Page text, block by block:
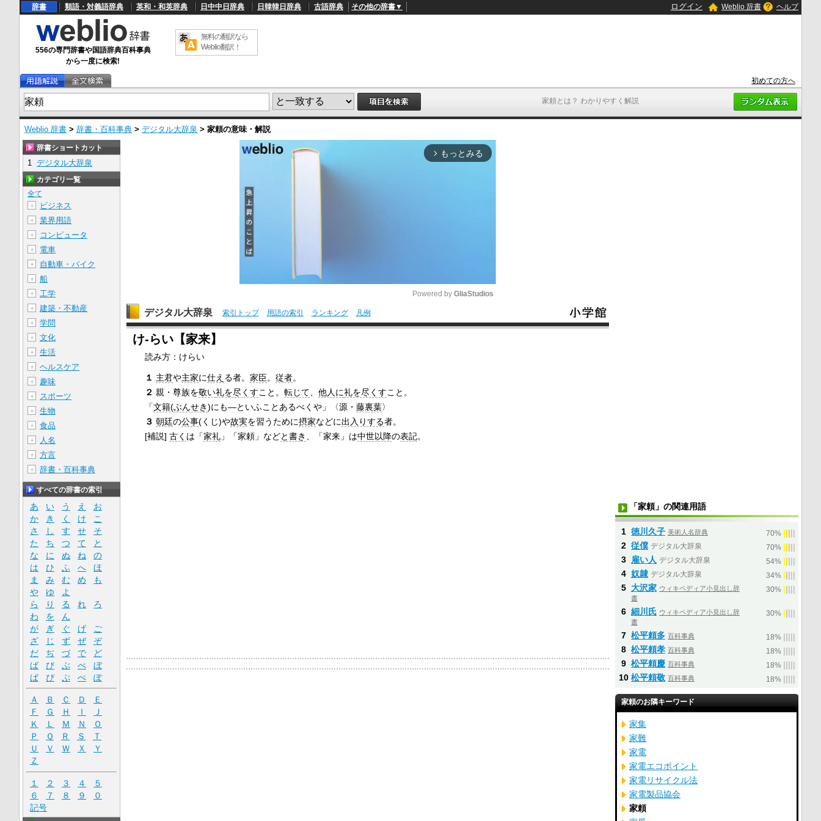
家頼とは？ わかりやすく解説
辞書 類語・対義語辞典 英和・和英辞典 日中中日辞典 日韓韓日辞典 古語辞典 その他の辞書▼ ログイン Weblio 辞書 ヘルプ
556の専門辞書や国語辞典百科事典
から一度に検索!
無料の翻訳なら
Weblio翻訳！
初めての方へ
Weblio 辞書 > 辞書・百科事典 > デジタル大辞泉 > 家頼の意味・解説
arrow_forward_ios もっとみる
M
Powered by GliaStudios
デジタル大辞泉 索引トップ 用語の索引 ランキング 凡例
け‐らい【家来】
読み方：けらい
１ 主君や主家に仕え る者。家臣。従者。
２ 親・尊族を敬い礼を尽くすこと。転じて、他人に礼を尽くすこと。
「文籍(ぶんせき)にも―といふことあるべくや」〈源・藤裏葉〉
３ 朝廷の公事(くじ)や故実を習うために摂家などに出入りする者。
[補説]古く は「家礼 」「家頼」などと書き 、「家来」は中世以降の表記。
辞書ショートカット
1 デジタル大辞泉
カテゴリ一覧
全て
＋
ビジネス
＋ 業界用語
＋ コンピュータ
＋ 電車
＋ 自動車・バイク
＋ 船
＋ 工学
＋ 建築・不動産
＋ 学問
＋ 文化
＋ 生活
＋ ヘルスケア
＋ 趣味
＋ スポーツ
＋ 生物
＋ 食品
＋ 人名
＋ 方言
＋ 辞書・百科事典
すべての辞書の索引
あ い う え
お
か
き く け
こ
さ
し す せ
そ
た
ち つ て
と
な
に ぬ ね
の
は
ひ ふ へ
ほ
ま
み む め
も
や
ゆ
よ
ら
り る れ
ろ
わ
を
ん
が
ぎ ぐ げ
ご
ざ
じ ず ぜ
ぞ
だ
ぢ づ で
ど
ば
び ぶ べ
ぼ
ぱ
ぴ ぷ ぺ ぽ
Ａ Ｂ Ｃ Ｄ
Ｅ
Ｆ
Ｇ Ｈ Ｉ
Ｊ
Ｋ
Ｌ Ｍ Ｎ
Ｏ
Ｐ
Ｑ Ｒ Ｓ
Ｔ
Ｕ
Ｖ Ｗ Ｘ
Ｙ
Ｚ
１ ２ ３ ４
５
６
７ ８ ９
０
記号
「家頼」の関連用語
1 徳川久子 美術人名辞典 70%
2 従僕 デジタル大辞泉 70%
3 雇い人 デジタル大辞泉 54%
4 奴隷 デジタル大辞泉 34%
5 大沢家 ウィキペディア小見出し辞
書
30%
6 細川氏 ウィキペディア小見出し辞
書
30%
7 松平頼多 百科事典 18%
8 松平頼孝 百科事典 18%
9 松平頼慶 百科事典 18%
10 松平頼敬 百科事典 18%
家頼のお隣キーワード
家集
家難
家電
家電エコポイント
家電リサイクル法
家電製品協会
家頼